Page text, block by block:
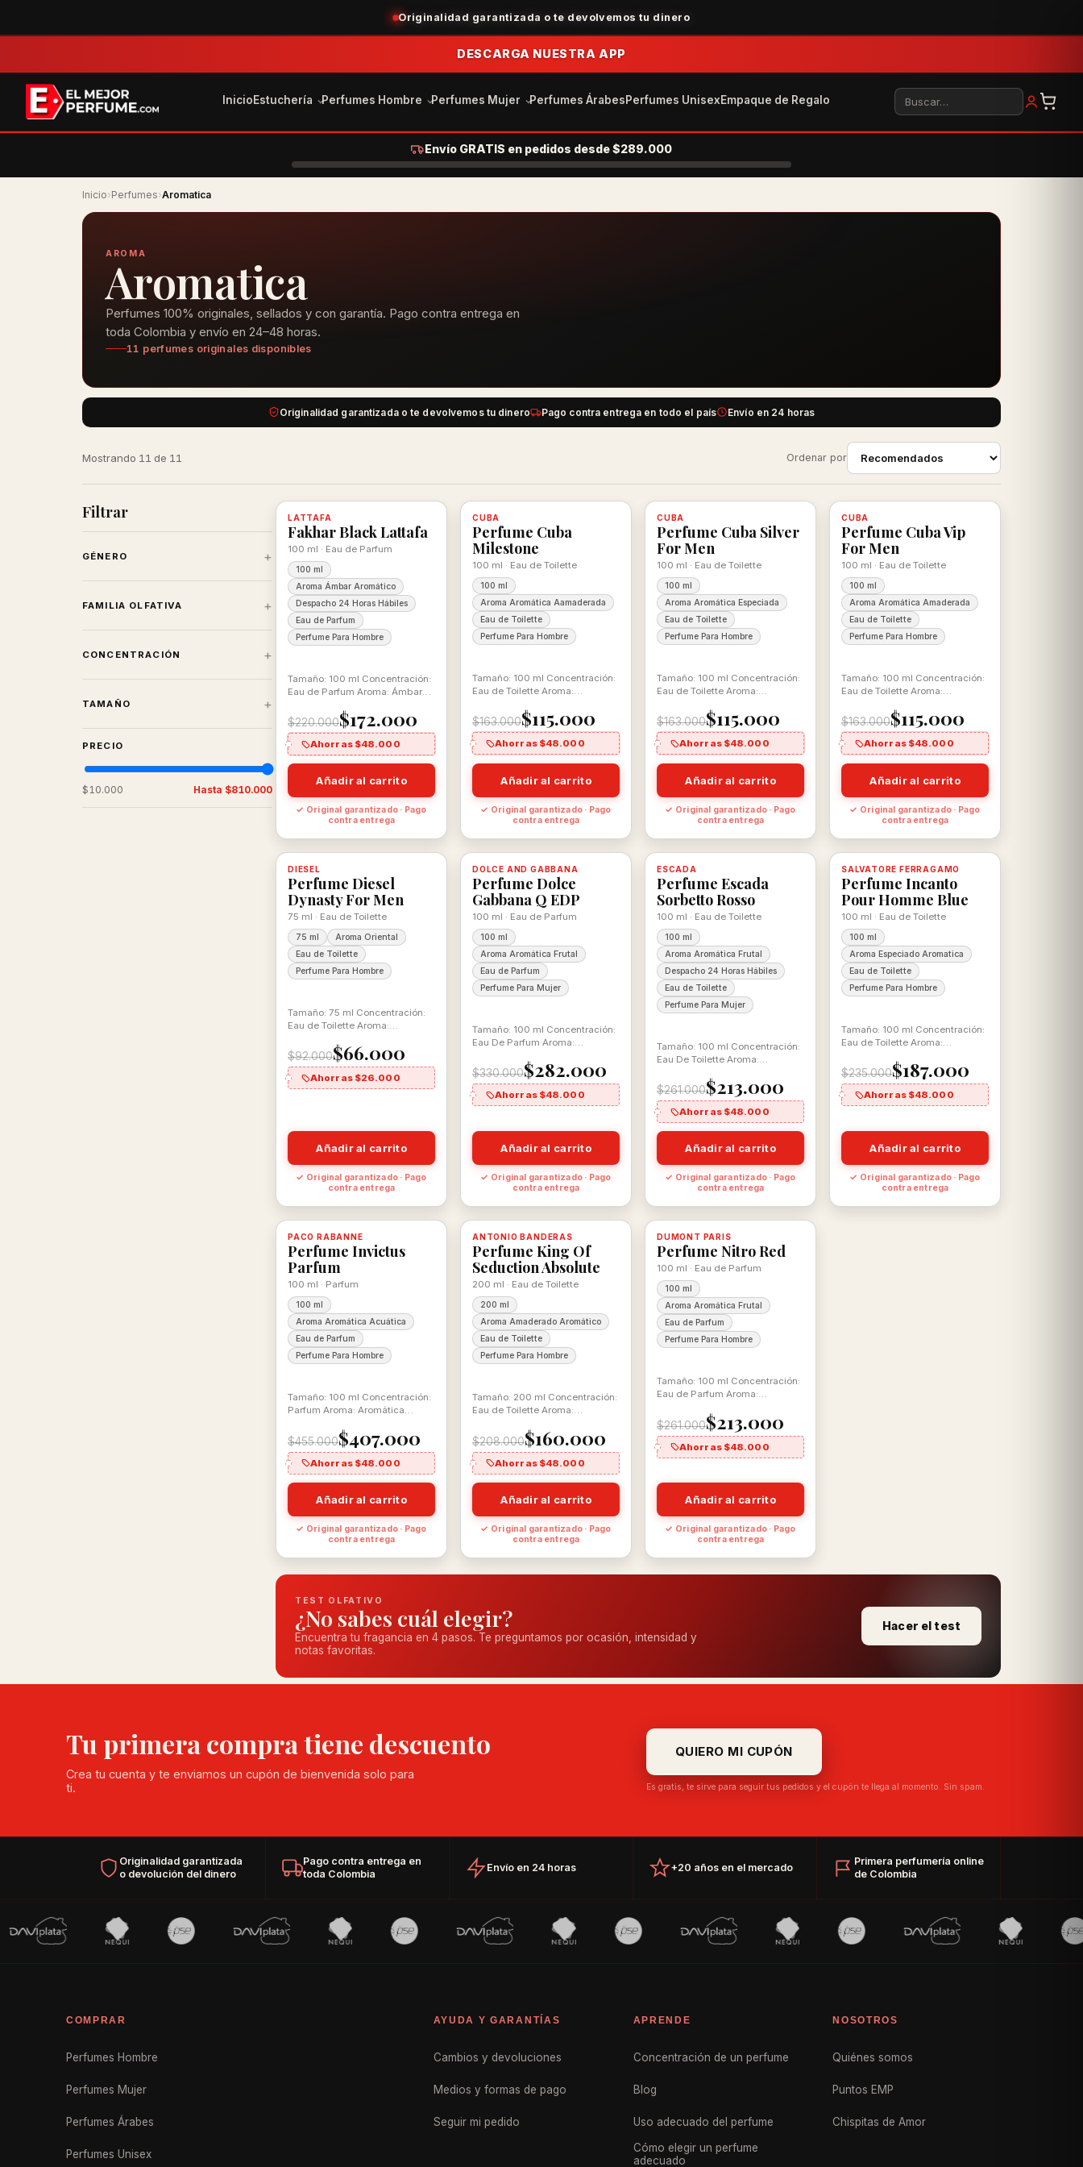
Originalidad garantizada o te devolvemos tu dinero
DESCARGA NUESTRA APP
InicioEstuchería Perfumes Hombre Perfumes Mujer Perfumes ÁrabesPerfumes UnisexEmpaque de Regalo Buscar
Envío GRATIS en pedidos desde $289.000
Inicio›Perfumes›Aromatica
AROMA
Aromatica
Perfumes 100% originales, sellados y con garantía. Pago contra entrega en
toda Colombia y envío en 24–48 horas.
11 perfumes originales disponibles
Originalidad garantizada o te devolvemos tu dinero Pago contra entrega en todo el país Envío en 24 horas
Mostrando 11 de 11 Ordenar por
Filtrar
GÉNERO +
FAMILIA OLFATIVA +
CONCENTRACIÓN +
TAMAÑO +
PRECIO
$10.000 Hasta $810.000
-22%
LATTAFA
Fakhar Black Lattafa
100 ml · Eau de Parfum
100 ml
Aroma Ámbar Aromático
Despacho 24 Horas Hábiles
Eau de Parfum
Perfume Para Hombre
Tamaño: 100 ml Concentración:
Eau de Parfum Aroma: Ámbar
$220.000$172.000
Ahorras $48.000
Disponible, con descuento
Añadir al carrito
✓ Original garantizado · Pago
contra entrega
-29%
CUBA
Perfume Cuba
Milestone
100 ml · Eau de Toilette
100 ml
Aroma Aromática Aamaderada
Eau de Toilette
Perfume Para Hombre
Tamaño: 100 ml Concentración:
Eau de Toilette Aroma:
$163.000$115.000
Ahorras $48.000
Disponible, con descuento
Añadir al carrito
✓ Original garantizado · Pago
contra entrega
-29%
CUBA
Perfume Cuba Silver
For Men
100 ml · Eau de Toilette
100 ml
Aroma Aromática Especiada
Eau de Toilette
Perfume Para Hombre
Tamaño: 100 ml Concentración:
Eau de Toilette Aroma:
$163.000$115.000
Ahorras $48.000
Disponible, con descuento
Añadir al carrito
✓ Original garantizado · Pago
contra entrega
-29%
CUBA
Perfume Cuba Vip
For Men
100 ml · Eau de Toilette
100 ml
Aroma Aromática Amaderada
Eau de Toilette
Perfume Para Hombre
Tamaño: 100 ml Concentración:
Eau de Toilette Aroma:
$163.000$115.000
Ahorras $48.000
Disponible, con descuento
Añadir al carrito
✓ Original garantizado · Pago
contra entrega
-28%
DIESEL
Perfume Diesel
Dynasty For Men
75 ml · Eau de Toilette
75 ml
Aroma Oriental
Eau de Toilette
Perfume Para Hombre
Tamaño: 75 ml Concentración:
Eau de Toilette Aroma:
$92.000$66.000
Ahorras $26.000
Disponible, con descuento
Añadir al carrito
✓ Original garantizado · Pago
contra entrega
-15% 100% ORIGINAL
DOLCE AND GABBANA
Perfume Dolce
Gabbana Q EDP
100 ml · Eau de Parfum
100 ml
Aroma Aromática Frutal
Eau de Parfum
Perfume Para Mujer
Tamaño: 100 ml Concentración:
Eau De Parfum Aroma:
$330.000$282.000
Ahorras $48.000
Disponible, con descuento
Añadir al carrito
✓ Original garantizado · Pago
contra entrega
-18%
ESCADA
Perfume Escada
Sorbetto Rosso
100 ml · Eau de Toilette
100 ml
Aroma Aromática Frutal
Despacho 24 Horas Hábiles
Eau de Toilette
Perfume Para Mujer
Tamaño: 100 ml Concentración:
Eau De Toilette Aroma:
$261.000$213.000
Ahorras $48.000
Disponible, con descuento
Añadir al carrito
✓ Original garantizado · Pago
contra entrega
-20% 100% ORIGINAL
SALVATORE FERRAGAMO
Perfume Incanto
Pour Homme Blue
100 ml · Eau de Toilette
100 ml
Aroma Especiado Aromatica
Eau de Toilette
Perfume Para Hombre
Tamaño: 100 ml Concentración:
Eau de Toilette Aroma:
$235.000$187.000
Ahorras $48.000
Disponible, con descuento
Añadir al carrito
✓ Original garantizado · Pago
contra entrega
-11%
PACO RABANNE
Perfume Invictus
Parfum
100 ml · Parfum
100 ml
Aroma Aromática Acuática
Eau de Parfum
Perfume Para Hombre
Tamaño: 100 ml Concentración:
Parfum Aroma: Aromática
$455.000$407.000
Ahorras $48.000
Disponible, con descuento
Añadir al carrito
✓ Original garantizado · Pago
contra entrega
-23% 100% ORIGINAL
ANTONIO BANDERAS
Perfume King Of
Seduction Absolute
200 ml · Eau de Toilette
200 ml
Aroma Amaderado Aromático
Eau de Toilette
Perfume Para Hombre
Tamaño: 200 ml Concentración:
Eau de Toilette Aroma:
$208.000$160.000
Ahorras $48.000
Disponible, con descuento
Añadir al carrito
✓ Original garantizado · Pago
contra entrega
-18%
DUMONT PARIS
Perfume Nitro Red
100 ml · Eau de Parfum
100 ml
Aroma Aromática Frutal
Eau de Parfum
Perfume Para Hombre
Tamaño: 100 ml Concentración:
Eau de Parfum Aroma:
$261.000$213.000
Ahorras $48.000
Disponible, con descuento
Añadir al carrito
✓ Original garantizado · Pago
contra entrega
TEST OLFATIVO
¿No sabes cuál elegir?
Encuentra tu fragancia en 4 pasos. Te preguntamos por ocasión, intensidad y
notas favoritas.
Hacer el test
Tu primera compra tiene descuento
Crea tu cuenta y te enviamos un cupón de bienvenida solo para
ti.
QUIERO MI CUPÓN
Es gratis, te sirve para seguir tus pedidos y el cupón te llega al momento. Sin spam.
Originalidad garantizada
o devolución del dinero
Pago contra entrega en
toda Colombia
Envío en 24 horas +20 años en el mercado
Primera perfumería online
de Colombia
COMPRAR
Perfumes Hombre
Perfumes Mujer
Perfumes Árabes
Perfumes Unisex
AYUDA Y GARANTÍAS
Cambios y devoluciones
Medios y formas de pago
Seguir mi pedido
APRENDE
Concentración de un perfume
Blog
Uso adecuado del perfume
Cómo elegir un perfume
adecuado
NOSOTROS
Quiénes somos
Puntos EMP
Chispitas de Amor